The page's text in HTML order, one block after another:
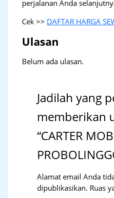
perjalanan Anda
Cek >> DAFTAR HARGA
Ulasan
Belum ada ulasan.
Jadilah yang
memberikan
“CARTER
Alamat email Anda
dipublikasikan. Ruas